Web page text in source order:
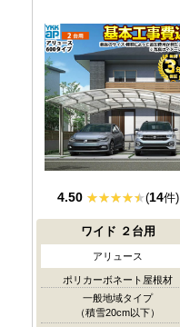
4.50 (14件)
ワイド ２台用
アリュース
ポリカーボネート屋根材
一般地域タイプ
（積雪20cm以下）